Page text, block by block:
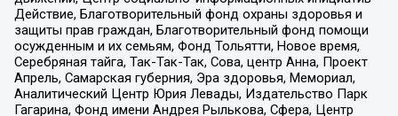
Действие, Благотворительный фонд охраны здоровья и
защиты прав граждан, Благотворительный фонд помощи
осужденным и их семьям, Фонд Тольятти, Новое время,
Серебряная тайга, Так-Так-Так, Сова, центр Анна, Проект
Апрель, Самарская губерния, Эра здоровья, Мемориал,
Аналитический Центр Юрия Левады, Издательство Парк
Гагарина, Фонд имени Андрея Рылькова, Сфера, Центр